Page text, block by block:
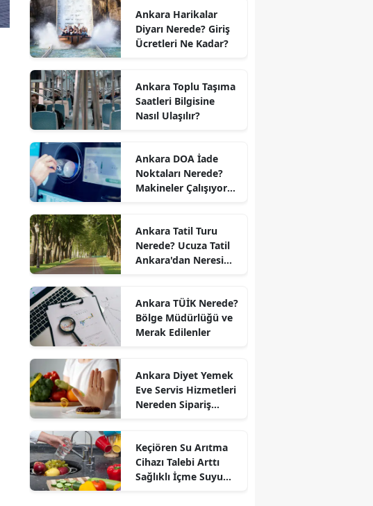
Ankara Harikalar
Diyarı Nerede? Giriş
Ücretleri Ne Kadar?
Ankara Toplu Taşıma
Saatleri Bilgisine
Nasıl Ulaşılır?
Ankara DOA İade
Noktaları Nerede?
Makineler Çalışıyor
Ankara Tatil Turu
Nerede? Ucuza Tatil
Ankara'dan Neresi
Ankara TÜİK Nerede?
Bölge Müdürlüğü ve
Merak Edilenler
Ankara Diyet Yemek
Eve Servis Hizmetleri
Nereden Sipariş
Keçiören Su Arıtma
Cihazı Talebi Arttı
Sağlıklı İçme Suyu